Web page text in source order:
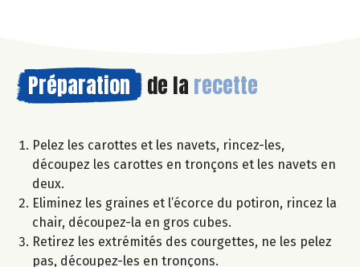
Préparation de la recette
Pelez les carottes et les navets, rincez-les,
découpez les carottes en tronçons et les navets en
deux.
Eliminez les graines et l’écorce du potiron, rincez la
chair, découpez-la en gros cubes.
Retirez les extrémités des courgettes, ne les pelez
pas, découpez-les en tronçons.